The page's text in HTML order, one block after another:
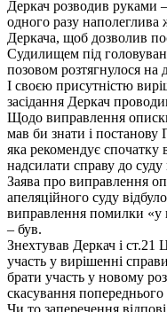
Деркач розводив руками
одного разу наполеглива
Деркача, щоб дозволив
Cудилищем під
позовом розтягнулося на
І своєю присутністю
засідання Деркач
Щодо виправлення
мав би знати і
яка рекомендує спочатку
надсилати справу до суду
Заява про виправлення
апеляційного суду
виправлення помилки «у
– був.
Знехтував Деркач і ст.21
участь у вирішенні
брати участь у новому
скасування
Чи то заперечення